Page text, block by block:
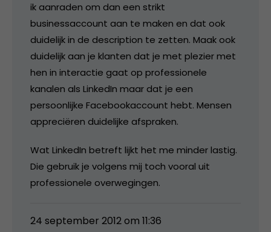
ik aanraden om dan een strikt
businessaccount aan te maken en dat ook
duidelijk in de description te zetten. Maak ook
duidelijk aan je klanten dat je met plezier met
hen in interactie gaat op professionele
kanalen als LinkedIn maar dat je een
persoonlijke Facebookaccount hebt. Mensen
appreciëren duidelijke afspraken.
Wat LinkedIn betreft lijkt het me minder lastig.
Die gebruik je volgens mij toch vooral uit
professionele overwegingen.
24 september 2012 om 11:36